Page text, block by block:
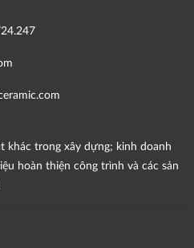
khác trong xây dựng; kinh doanh
hoàn thiện công trình và các sản